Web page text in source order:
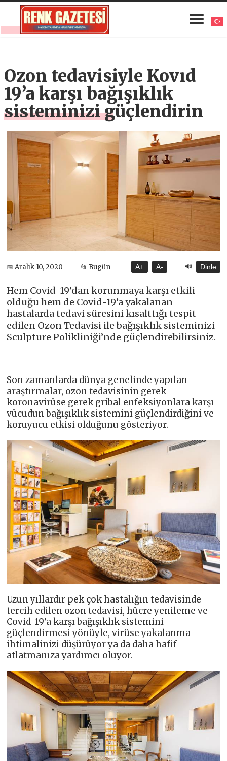
Ozon tedavisiyle Kovıd
19’a karşı bağışıklık
sisteminizi güçlendirin
📅 Aralık 10, 2020 📂 Bugün A+ A- 🔊 Dinle
Hem Covid-19’dan korunmaya karşı etkili
olduğu hem de Covid-19’a yakalanan
hastalarda tedavi süresini kısalttığı tespit
edilen Ozon Tedavisi ile bağışıklık sisteminizi
Sculpture Polikliniği’nde güçlendirebilirsiniz.
Son zamanlarda dünya genelinde yapılan
araştırmalar, ozon tedavisinin gerek
koronavirüse gerek gribal enfeksiyonlara karşı
vücudun bağışıklık sistemini güçlendirdiğini ve
koruyucu etkisi olduğunu gösteriyor.
Uzun yıllardır pek çok hastalığın tedavisinde
tercih edilen ozon tedavisi, hücre yenileme ve
Covid-19’a karşı bağışıklık sistemini
güçlendirmesi yönüyle, virüse yakalanma
ihtimalinizi düşürüyor ya da daha hafif
atlatmanıza yardımcı oluyor.